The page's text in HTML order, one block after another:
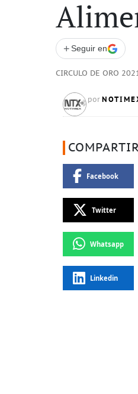
+ Seguir en
CIRCULO DE ORO
por
COMPARTIR
Facebook
Twitter
Whatsapp
Linkedin